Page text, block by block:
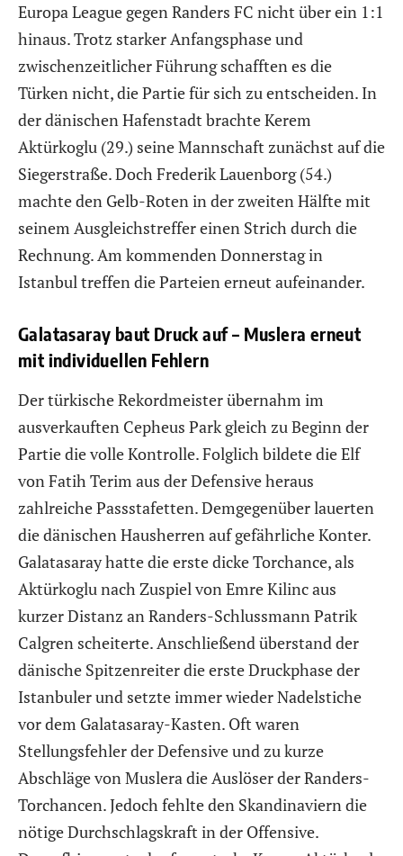
Europa League gegen Randers FC nicht über ein 1:1
hinaus. Trotz starker Anfangsphase und
zwischenzeitlicher Führung schafften es die
Türken nicht, die Partie für sich zu entscheiden. In
der dänischen Hafenstadt brachte Kerem
Aktürkoglu (29.) seine Mannschaft zunächst auf die
Siegerstraße. Doch Frederik Lauenborg (54.)
machte den Gelb-Roten in der zweiten Hälfte mit
seinem Ausgleichstreffer einen Strich durch die
Rechnung. Am kommenden Donnerstag in
Istanbul treffen die Parteien erneut aufeinander.
Galatasaray baut Druck auf – Muslera erneut
mit individuellen Fehlern
Der türkische Rekordmeister übernahm im
ausverkauften Cepheus Park gleich zu Beginn der
Partie die volle Kontrolle. Folglich bildete die Elf
von Fatih Terim aus der Defensive heraus
zahlreiche Passstafetten. Demgegenüber lauerten
die dänischen Hausherren auf gefährliche Konter.
Galatasaray hatte die erste dicke Torchance, als
Aktürkoglu nach Zuspiel von Emre Kilinc aus
kurzer Distanz an Randers-Schlussmann Patrik
Calgren scheiterte. Anschließend überstand der
dänische Spitzenreiter die erste Druckphase der
Istanbuler und setzte immer wieder Nadelstiche
vor dem Galatasaray-Kasten. Oft waren
Stellungsfehler der Defensive und zu kurze
Abschläge von Muslera die Auslöser der Randers-
Torchancen. Jedoch fehlte den Skandinaviern die
nötige Durchschlagskraft in der Offensive.